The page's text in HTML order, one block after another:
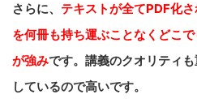
さらに、 テキストが全てPDF化
を何冊も持ち運ぶことなくどこ
が強みです。講義のクオリティ
しているので高いです。